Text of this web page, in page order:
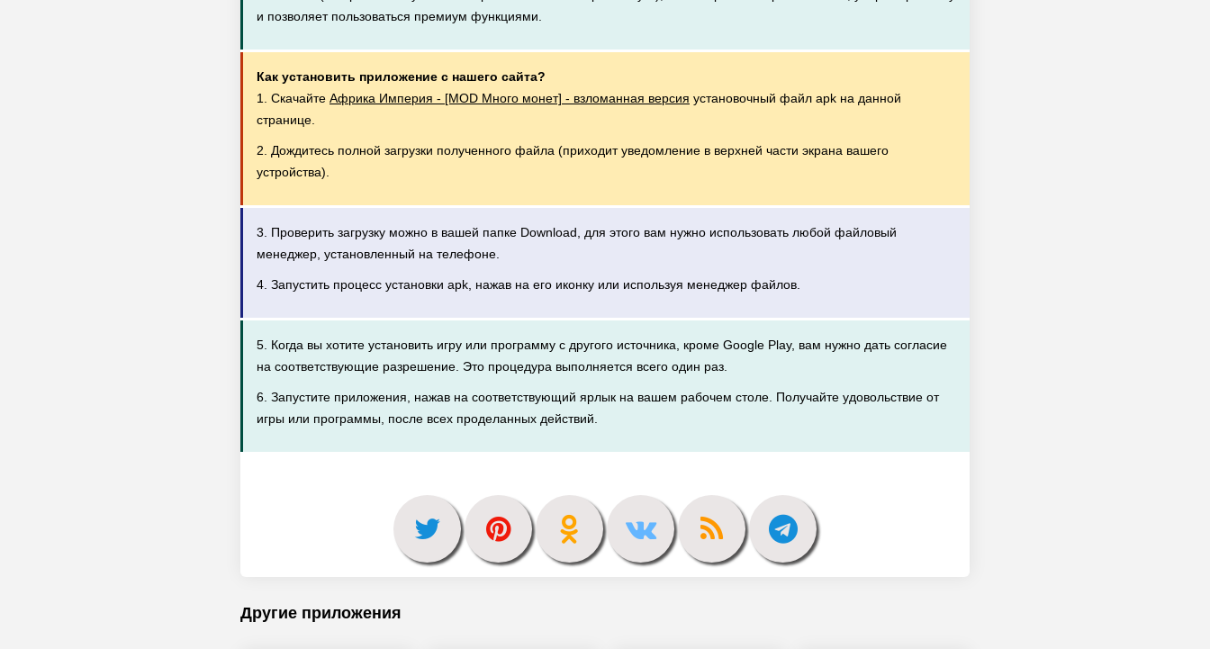
и позволяет пользоваться премиум функциями.
Как установить приложение с нашего сайта?
1. Скачайте Африка Империя - [MOD Много монет] - взломанная версия установочный файл apk на данной
странице.
2. Дождитесь полной загрузки полученного файла (приходит уведомление в верхней части экрана вашего
устройства).
3. Проверить загрузку можно в вашей папке Download, для этого вам нужно использовать любой файловый
менеджер, установленный на телефоне.
4. Запустить процесс установки apk, нажав на его иконку или используя менеджер файлов.
5. Когда вы хотите установить игру или программу с другого источника, кроме Google Play, вам нужно дать согласие
на соответствующие разрешение. Это процедура выполняется всего один раз.
6. Запустите приложения, нажав на соответствующий ярлык на вашем рабочем столе. Получайте удовольствие от
игры или программы, после всех проделанных действий.
Другие приложения